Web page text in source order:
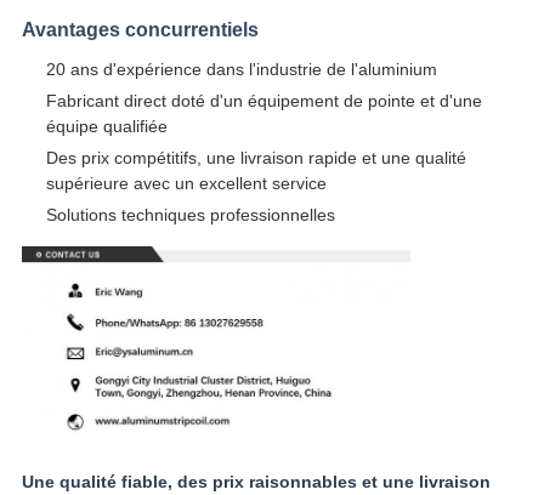
Avantages concurrentiels
20 ans d'expérience dans l'industrie de l'aluminium
Fabricant direct doté d'un équipement de pointe et d'une
équipe qualifiée
Des prix compétitifs, une livraison rapide et une qualité
supérieure avec un excellent service
Solutions techniques professionnelles
Une qualité fiable, des prix raisonnables et une livraison